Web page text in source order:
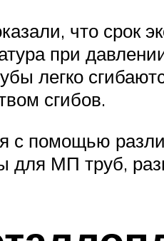
что срок
при
легко
сгибов.
с помощью
МП труб,